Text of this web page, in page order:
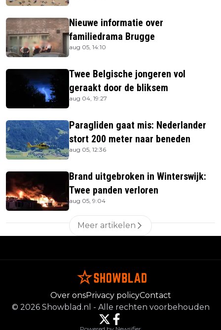
Nieuwe informatie over
familiedrama Brugge
aug 05, 14:10
Twee Belgische jongeren vol
geraakt door de bliksem
aug 04, 19:27
Paragliden gaat mis: Nederlander
stort 200 meter naar beneden
aug 05, 12:36
Brand uitgebroken in Winterswijk:
Twee panden verloren
aug 05, 9:04
Meer artikelen
Over onsPrivacy policyContact
© 2026 Showblad.nl - Alle rechten voorbehouden